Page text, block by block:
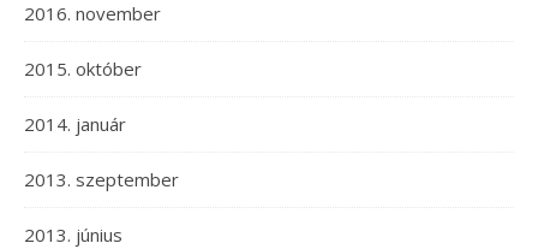
2016. november
2015. október
2014. január
2013. szeptember
2013. június